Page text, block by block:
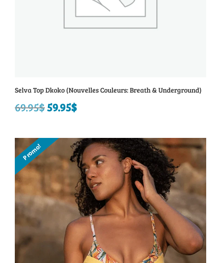
Selva Top Dkoko (Nouvelles Couleurs: Breath & Underground)
69.95$Le
initial
était :
69.95$.
59.95$
actuel
est :
59.95$.
Promo!